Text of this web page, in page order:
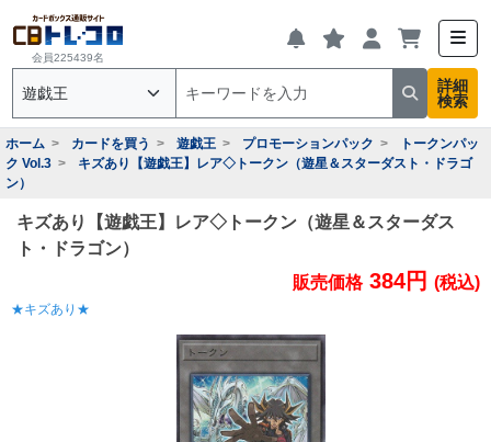
会員225439名
詳細
検索
ホーム カードを買う 遊戯王 プロモーションパック
トークンパッ
ク Vol.3
キズあり【遊戯王】レア◇トークン（遊星＆スターダスト・ドラゴ
ン）
キズあり【遊戯王】レア◇トークン（遊星＆スターダス
ト・ドラゴン）
★キズあり★
販売価格 384円 (税込)